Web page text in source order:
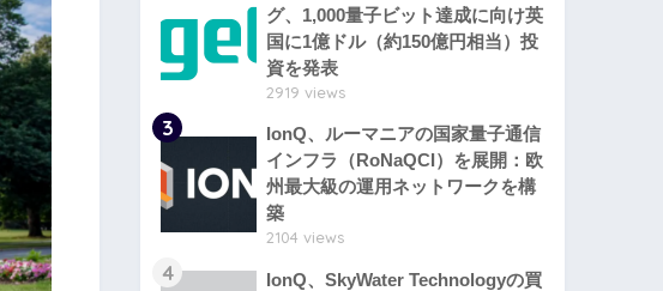
グ、1,000量子ビット達成に向け英
国に1億ドル（約150億円相当）投
資を発表
2919 views
3
IonQ、ルーマニアの国家量子通信
インフラ（RoNaQCI）を展開：欧
州最大級の運用ネットワークを構
築
2104 views
4
IonQ、SkyWater Technologyの買